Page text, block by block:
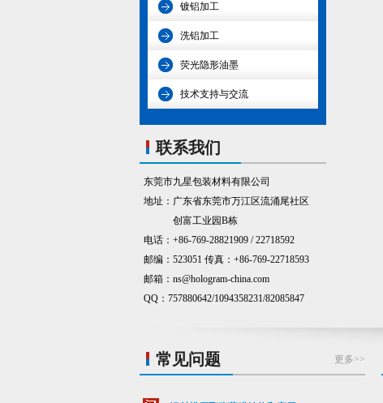
镀铝加工
洗铝加工
荧光隐形油墨
技术支持与交流
联系我们
东莞市九星包装材料有限公司
地址：广东省东莞市万江区流涌尾社区
创富工业园B栋
电话：+86-769-28821909 / 22718592
邮编：523051 传真：+86-769-22718593
邮箱：ns@hologram-china.com
QQ：757880642/1094358231/82085847
常见问题 更多>>